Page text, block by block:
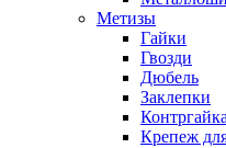
Метизы
Гайки
Гвозди
Дюбель
Заклепки
Контргайка
Крепеж